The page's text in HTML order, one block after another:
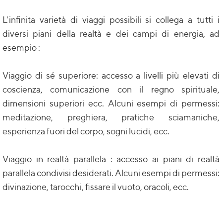
L'infinita varietà di viaggi possibili si collega a tutti i
diversi piani della realtà e dei campi di energia, ad
esempio :
Viaggio di sé superiore: accesso a livelli più elevati di
coscienza, comunicazione con il regno spirituale,
dimensioni superiori ecc. Alcuni esempi di permessi:
meditazione, preghiera, pratiche sciamaniche,
esperienza fuori del corpo, sogni lucidi, ecc.
Viaggio in realtà parallela : accesso ai piani di realtà
parallela condivisi desiderati. Alcuni esempi di permessi:
divinazione, tarocchi, fissare il vuoto, oracoli, ecc.